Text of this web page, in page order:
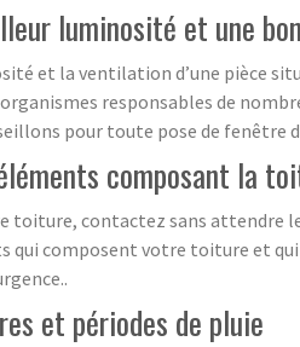
luminosité et une
et la ventilation d’une pièce
responsables de
pour toute pose de fenêtre
composant la
toiture, contactez sans attendre
composent votre toiture et
et périodes de pluie